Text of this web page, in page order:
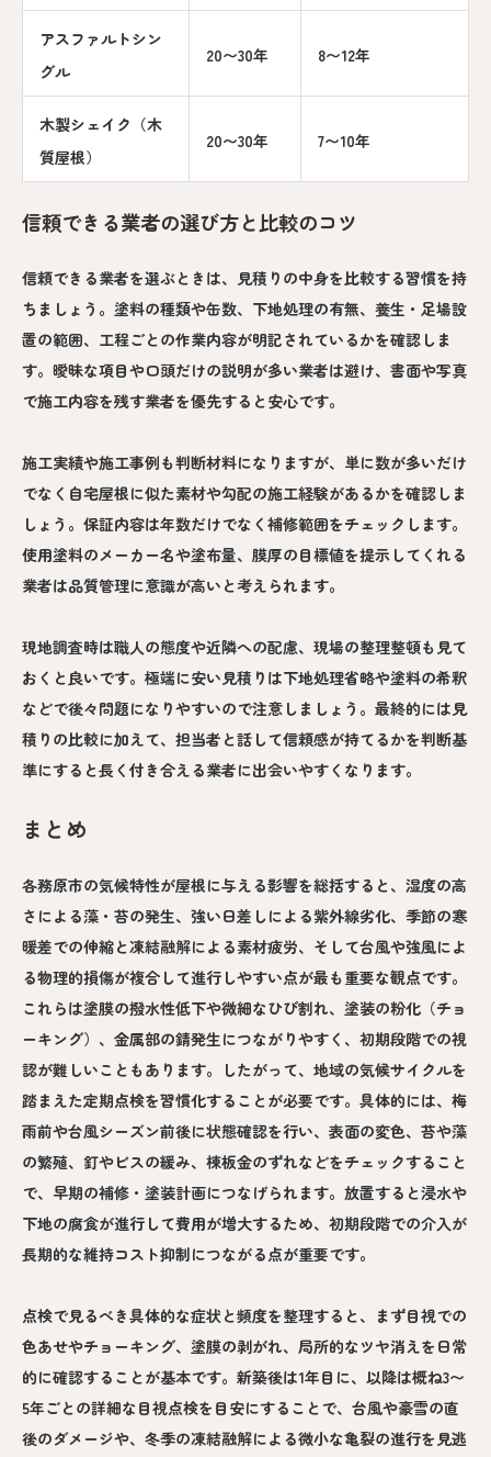
アスファルトシン
グル
20〜30年 8〜12年
木製シェイク（木
質屋根）
20〜30年 7〜10年
信頼できる業者の選び方と比較のコツ
信頼できる業者を選ぶときは、見積りの中身を比較する習慣を持
ちましょう。塗料の種類や缶数、下地処理の有無、養生・足場設
置の範囲、工程ごとの作業内容が明記されているかを確認しま
す。曖昧な項目や口頭だけの説明が多い業者は避け、書面や写真
で施工内容を残す業者を優先すると安心です。
施工実績や施工事例も判断材料になりますが、単に数が多いだけ
でなく自宅屋根に似た素材や勾配の施工経験があるかを確認しま
しょう。保証内容は年数だけでなく補修範囲をチェックします。
使用塗料のメーカー名や塗布量、膜厚の目標値を提示してくれる
業者は品質管理に意識が高いと考えられます。
現地調査時は職人の態度や近隣への配慮、現場の整理整頓も見て
おくと良いです。極端に安い見積りは下地処理省略や塗料の希釈
などで後々問題になりやすいので注意しましょう。最終的には見
積りの比較に加えて、担当者と話して信頼感が持てるかを判断基
準にすると長く付き合える業者に出会いやすくなります。
まとめ
各務原市の気候特性が屋根に与える影響を総括すると、湿度の高
さによる藻・苔の発生、強い日差しによる紫外線劣化、季節の寒
暖差での伸縮と凍結融解による素材疲労、そして台風や強風によ
る物理的損傷が複合して進行しやすい点が最も重要な観点です。
これらは塗膜の撥水性低下や微細なひび割れ、塗装の粉化（チョ
ーキング）、金属部の錆発生につながりやすく、初期段階での視
認が難しいこともあります。したがって、地域の気候サイクルを
踏まえた定期点検を習慣化することが必要です。具体的には、梅
雨前や台風シーズン前後に状態確認を行い、表面の変色、苔や藻
の繁殖、釘やビスの緩み、棟板金のずれなどをチェックすること
で、早期の補修・塗装計画につなげられます。放置すると浸水や
下地の腐食が進行して費用が増大するため、初期段階での介入が
長期的な維持コスト抑制につながる点が重要です。
点検で見るべき具体的な症状と頻度を整理すると、まず目視での
色あせやチョーキング、塗膜の剥がれ、局所的なツヤ消えを日常
的に確認することが基本です。新築後は1年目に、以降は概ね3〜
5年ごとの詳細な目視点検を目安にすることで、台風や豪雪の直
後のダメージや、冬季の凍結融解による微小な亀裂の進行を見逃